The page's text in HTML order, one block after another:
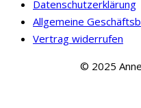
Datenschutzerklärung
Allgemeine
Vertrag widerrufen
© 2025